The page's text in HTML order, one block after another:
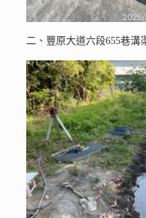
二、豐原大道六段655巷溝